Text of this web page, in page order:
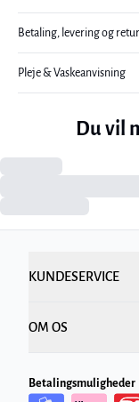
Betaling, levering og
Pleje & Vaskeanvisning
Du vil
KUNDESERVICE
OM OS
Betalingsmuligheder